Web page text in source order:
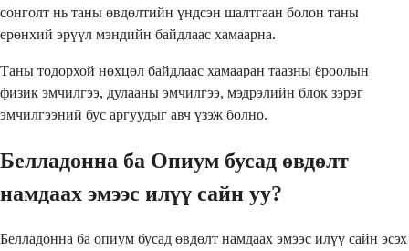
сонголт нь таны өвдөлтийн үндсэн шалтгаан болон таны
ерөнхий эрүүл мэндийн байдлаас хамаарна.
Таны тодорхой нөхцөл байдлаас хамааран таазны ёроолын
физик эмчилгээ, дулааны эмчилгээ, мэдрэлийн блок зэрэг
эмчилгээний бус аргуудыг авч үзэж болно.
Белладонна ба Опиум бусад өвдөлт
намдаах эмээс илүү сайн уу?
Белладонна ба опиум бусад өвдөлт намдаах эмээс илүү сайн эсэх